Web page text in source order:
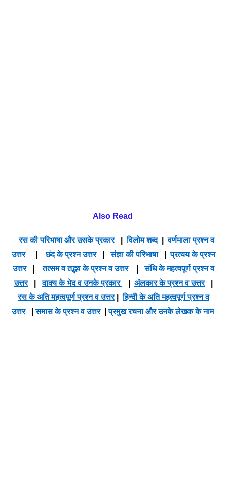
Also Read
रस की परिभाषा और उसके प्रकार |विलोम शब्द |वर्णमाला प्रश्न व
उत्तर
|छंद के प्रश्न उत्तर|संज्ञा की परिभाषा|प्रत्यय के प्रश्न
उत्तर|तत्सम व तद्भव के प्रश्न व उत्तर|संधि के महत्वपूर्ण प्रश्न व
उत्तर|वाक्य के भेद व उनके प्रकार अंलकार के प्रश्न व उत्तर|
रस के अति महत्वपूर्ण प्रश्न व उत्तर|हिन्दी के अति महत्वपूर्ण प्रश्न व
उत्तर|समास के प्रश्न व उत्तर|प्रमुख रचना और उनके लेखक के नाम